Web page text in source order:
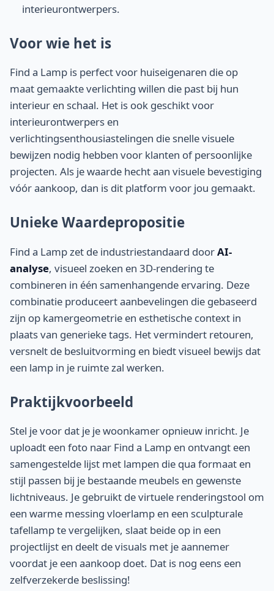
interieurontwerpers.
Voor wie het is
Find a Lamp is perfect voor huiseigenaren die op
maat gemaakte verlichting willen die past bij hun
interieur en schaal. Het is ook geschikt voor
interieurontwerpers en
verlichtingsenthousiastelingen die snelle visuele
bewijzen nodig hebben voor klanten of persoonlijke
projecten. Als je waarde hecht aan visuele bevestiging
vóór aankoop, dan is dit platform voor jou gemaakt.
Unieke Waardepropositie
Find a Lamp zet de industriestandaard doorAI-
analyse, visueel zoeken en 3D-rendering te
combineren in één samenhangende ervaring. Deze
combinatie produceert aanbevelingen die gebaseerd
zijn op kamergeometrie en esthetische context in
plaats van generieke tags. Het vermindert retouren,
versnelt de besluitvorming en biedt visueel bewijs dat
een lamp in je ruimte zal werken.
Praktijkvoorbeeld
Stel je voor dat je je woonkamer opnieuw inricht. Je
uploadt een foto naar Find a Lamp en ontvangt een
samengestelde lijst met lampen die qua formaat en
stijl passen bij je bestaande meubels en gewenste
lichtniveaus. Je gebruikt de virtuele renderingstool om
een warme messing vloerlamp en een sculpturale
tafellamp te vergelijken, slaat beide op in een
projectlijst en deelt de visuals met je aannemer
voordat je een aankoop doet. Dat is nog eens een
zelfverzekerde beslissing!